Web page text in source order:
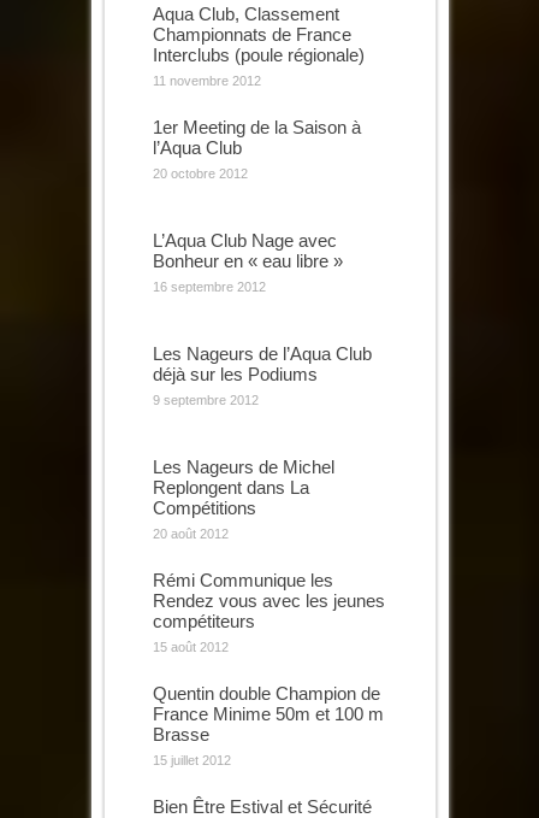
Aqua Club, Classement
Championnats de France
Interclubs (poule régionale)
11 novembre 2012
1er Meeting de la Saison à
l’Aqua Club
20 octobre 2012
L’Aqua Club Nage avec
Bonheur en « eau libre »
16 septembre 2012
Les Nageurs de l’Aqua Club
déjà sur les Podiums
9 septembre 2012
Les Nageurs de Michel
Replongent dans La
Compétitions
20 août 2012
Rémi Communique les
Rendez vous avec les jeunes
compétiteurs
15 août 2012
Quentin double Champion de
France Minime 50m et 100 m
Brasse
15 juillet 2012
Bien Être Estival et Sécurité